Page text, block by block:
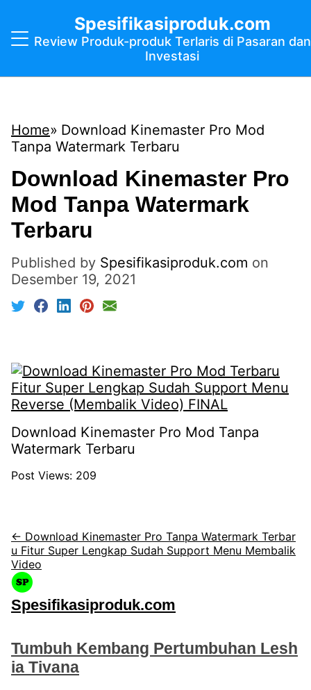
Spesifikasiproduk.com
Review Produk-produk Terlaris di Pasaran dan
Investasi
Home
Download Kinemaster Pro Mod
Tanpa Watermark Terbaru
Download Kinemaster Pro
Mod Tanpa Watermark
Terbaru
Published by Spesifikasiproduk.com on
Desember 19, 2021
Download Kinemaster Pro Mod Tanpa
Watermark Terbaru
Post Views: 209
← Download Kinemaster Pro Tanpa Watermark Terbar
u Fitur Super Lengkap Sudah Support Menu Membalik
Video
Spesifikasiproduk.com
Tumbuh Kembang Pertumbuhan Lesh
ia Tivana